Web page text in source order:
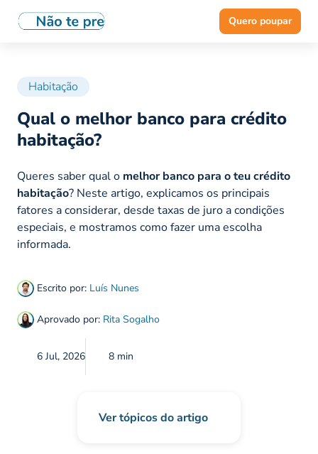
Quero poupar
Habitação
Qual o melhor banco para crédito
habitação?
Escrito por: Luís Nunes
Aprovado por: Rita Sogalho
6 Jul, 2026 8 min
Queres saber qual o melhor banco para o teu crédito
habitação? Neste artigo, explicamos os principais
fatores a considerar, desde taxas de juro a condições
especiais, e mostramos como fazer uma escolha
informada.
Ver tópicos do artigo